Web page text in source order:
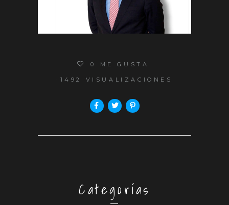
0 ME GUSTA
1492 VISUALIZACIONES
Categorías